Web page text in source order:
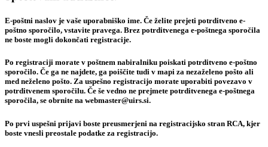
E-poštni naslov je vaše uporabniško ime. Če želite prejeti potrditveno e-
poštno sporočilo, vstavite pravega. Brez potrditvenega e-poštnega sporočila
ne boste mogli dokončati registracije.
Po registraciji morate v poštnem nabiralniku poiskati potrditveno e-poštno
sporočilo. Če ga ne najdete, ga poiščite tudi v mapi za nezaželeno pošto ali
med neželeno pošto. Za uspešno registracijo morate uporabiti povezavo v
potrditvenem sporočilu. Če še vedno ne prejmete potrditvenega e-poštnega
sporočila, se obrnite na webmaster@uirs.si.
Po prvi uspešni prijavi boste preusmerjeni na registracijsko stran RCA, kjer
boste vnesli preostale podatke za registracijo.